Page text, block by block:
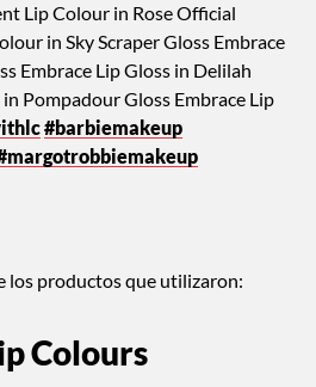
Lip Colour in Rose Official
in Sky Scraper Gloss Embrace
Embrace Lip Gloss in Delilah
Pompadour Gloss Embrace Lip
#barbiemakeup
los productos que utilizaron:
Colours